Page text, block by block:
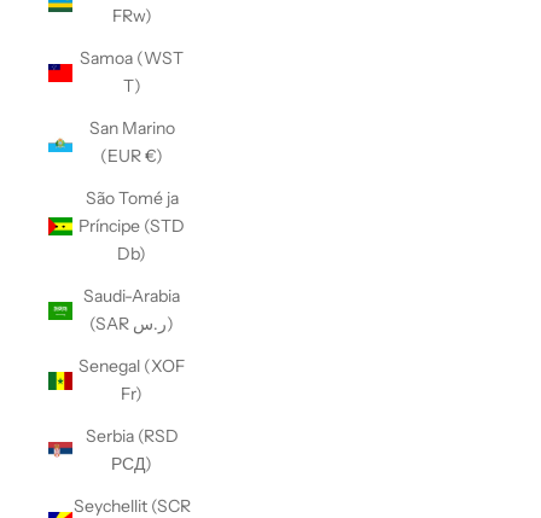
FRw)
Samoa (WST
T)
San Marino
(EUR €)
São Tomé ja
Príncipe (STD
Db)
Saudi-Arabia
(SAR ر.س)
Senegal (XOF
Fr)
Serbia (RSD
РСД)
Seychellit (SCR